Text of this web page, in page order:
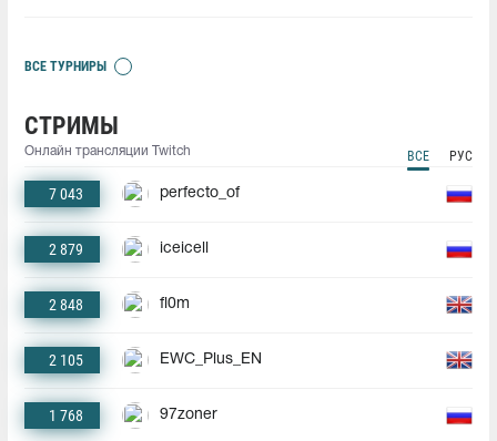
ВСЕ ТУРНИРЫ
СТРИМЫ
Онлайн трансляции Twitch ВСЕ РУС
7 043 perfecto_of
2 879 iceicell
2 848 fl0m
2 105 EWC_Plus_EN
1 768 97zoner